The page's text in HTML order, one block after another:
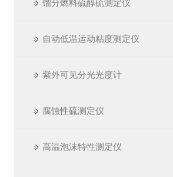
馏分燃料硫醇硫测定仪
自动低温运动粘度测定仪
紫外可见分光光度计
腐蚀性硫测定仪
高温泡沫特性测定仪